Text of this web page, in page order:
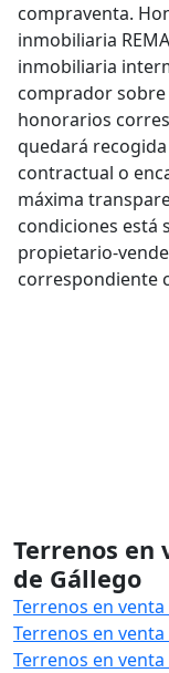
compraventa.
inmobiliaria
inmobiliaria
comprador sobre
honorarios
quedará
contractual o
máxima
condiciones está
propietario-
correspondiente
Terrenos en
de Gállego
Terrenos en
Terrenos en
Terrenos en